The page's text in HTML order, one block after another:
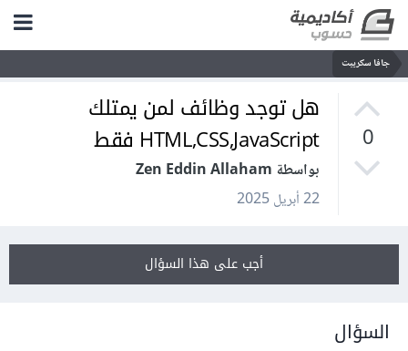
جافا سكريبت
0
هل توجد وظائف لمن يمتلك
HTML,CSS,JavaScript فقط
بواسطة Zen Eddin Allaham
22 أبريل 2025
أجب على هذا السؤال
السؤال